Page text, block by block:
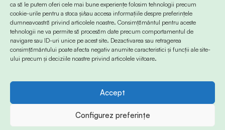
ca să le putem oferi cele mai bune experiențe folosim tehnologii precum
cookie-urile pentru a stoca și/sau accesa informațiile despre preferințele
dumneavoastră privind articolele noastre. Consimțământul pentru aceste
tehnologii ne va permite să procesăm date precum comportamentul de
navigare sau ID-uri unice pe acest site. Dezactivarea sau retragerea
consimțământului poate afecta negativ anumite caracteristici și funcții ale site-
ului precum și deciziile noastre privind articolele viitoare.
Accept
Configurez preferințe
© 2024 Info-Sud-Est. All Rights Reserved.